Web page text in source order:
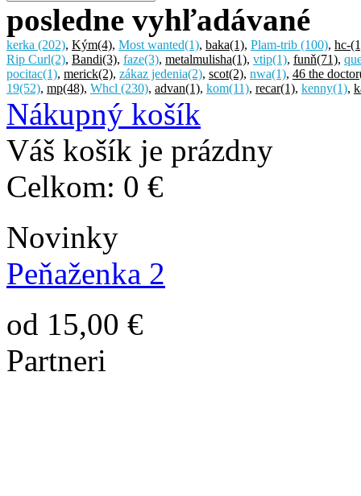
posledne vyhľadávané
kerka (202), Kým(4), Most wanted(1), baka(1), Plam-trib (100), hc-
Rip Curl(2), Bandi(3), faze(3), metalmulisha(1), vtip(1), funň(71),
pocitac(1), merick(2), zákaz jedenia(2), scot(2), nwa(1), 46 the doctor
19(52), mp(48), Whcl (230), advan(1), kom(11), recar(1), kenny(1),
Nákupný košík
Váš košík je prázdny
Celkom: 0 €
Novinky
Peňaženka 2
od 15,00 €
Partneri